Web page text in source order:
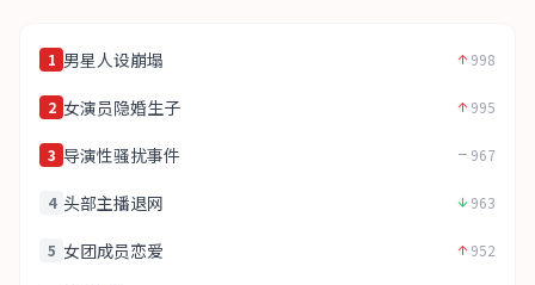
1 男星人设崩塌 998
2 女演员隐婚生子 995
3 导演性骚扰事件 967
4 头部主播退网 963
5 女团成员恋爱 952